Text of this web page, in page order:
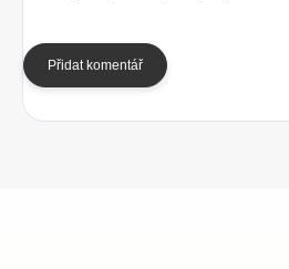
Přidat komentář